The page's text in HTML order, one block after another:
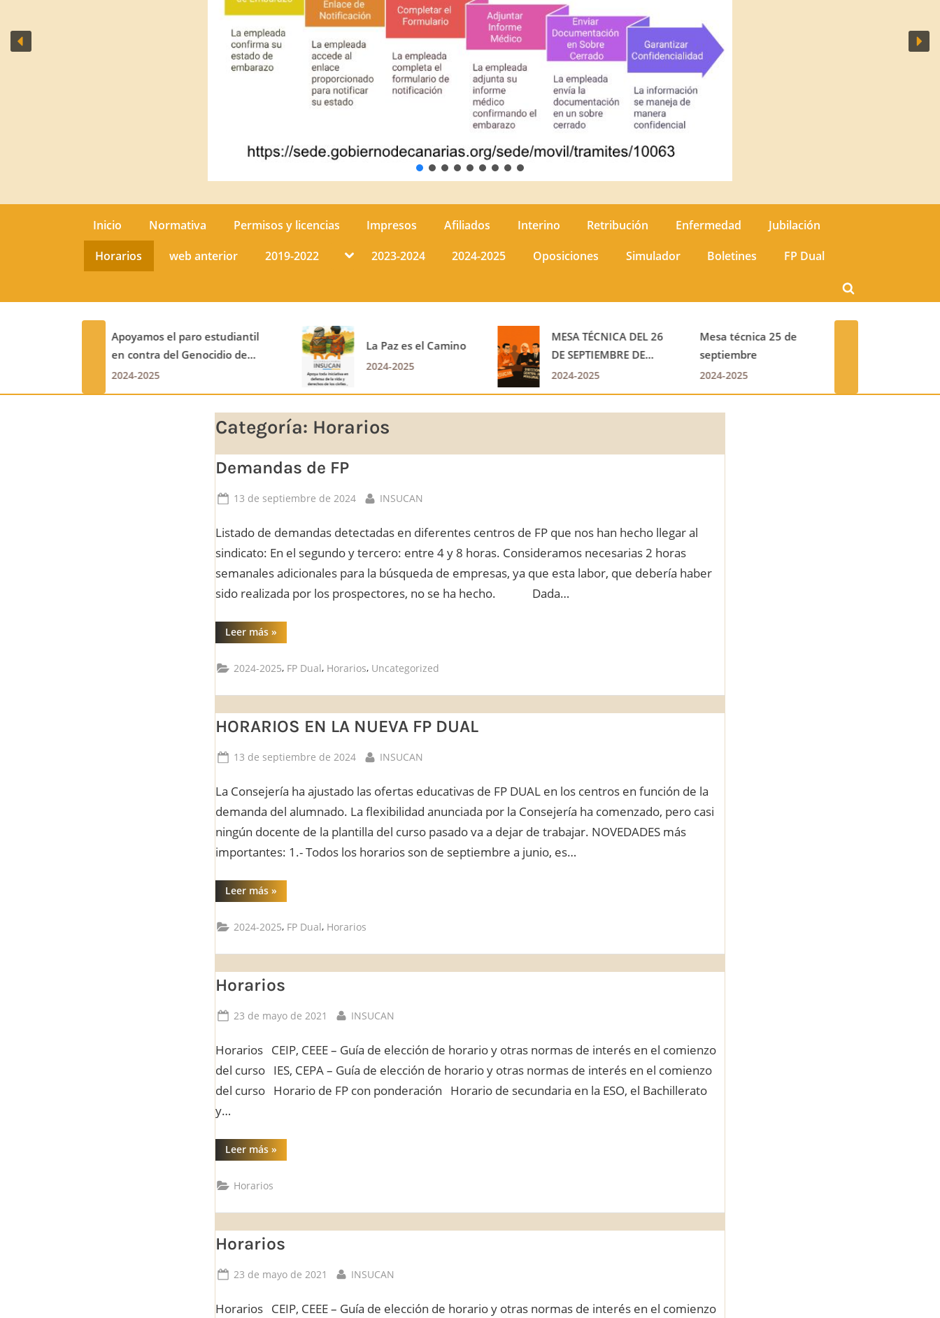
Inicio Normativa Permisos y licencias Impresos Afiliados Interino Retribución Enfermedad Jubilación
Horarios web anterior 2019-2022
Toggle2023-2024 2024-2025 Oposiciones Simulador Boletines
FP Dual
Toggle
search
form
La Paz es el Camino
DE SEPTIEMBRE DE
2025
Mesa técnica 25 de
septiembre
2024-2025
GUÍA DE ELECCIÓN DE
HORARIOS
2024-2025
prev
Categoría: Horarios
Demandas de FP
Posted
13 de septiembre de 2024 By
INSUCAN
Listado de demandas detectadas en diferentes centros de FP que nos han hecho llegar al
sindicato: En el segundo y tercero: entre 4 y 8 horas. Consideramos necesarias 2 horas
semanales adicionales para la búsqueda de empresas, ya que esta labor, que debería haber
sido realizada por los prospectores, no se ha hecho. Dada…
Leer más“Demandas
de
»
2024-2025, FP Dual, Horarios, Uncategorized
HORARIOS EN LA NUEVA FP DUAL
Posted
13 de septiembre de 2024 By
INSUCAN
La Consejería ha ajustado las ofertas educativas de FP DUAL en los centros en función de la
demanda del alumnado. La flexibilidad anunciada por la Consejería ha comenzado, pero casi
ningún docente de la plantilla del curso pasado va a dejar de trabajar. NOVEDADES más
importantes: 1.- Todos los horarios son de septiembre a junio, es…
Leer más“HORARIOS
EN
FP
»
2024-2025, FP Dual, Horarios
Horarios
Posted
23 de mayo de 2021 By
INSUCAN
Horarios CEIP, CEEE – Guía de elección de horario y otras normas de interés en el comienzo
del curso IES, CEPA – Guía de elección de horario y otras normas de interés en el comienzo
del curso Horario de FP con ponderación Horario de secundaria en la ESO, el Bachillerato
y…
Leer más“Horarios”
»
Horarios
Horarios
Posted
23 de mayo de 2021 By
INSUCAN
Horarios CEIP, CEEE – Guía de elección de horario y otras normas de interés en el comienzo